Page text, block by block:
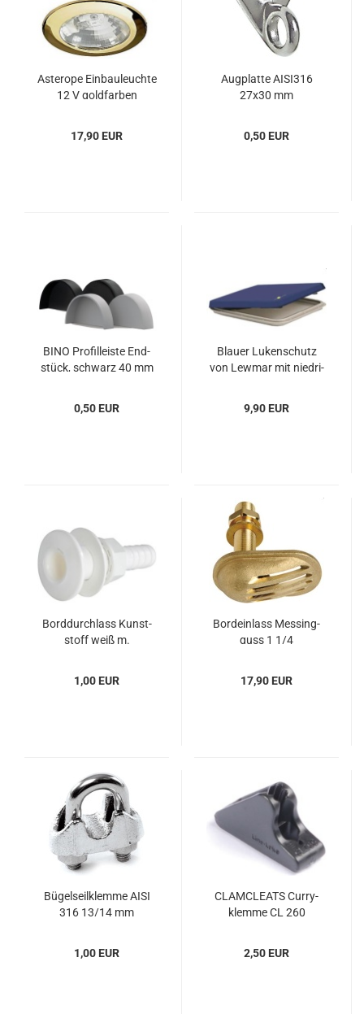
As­tero­pe Ein­bau­leuch­te
12 V gold­far­ben
17,90 EUR
Aug­plat­te AISI316
27x30 mm
0,50 EUR
BINO Pro­fil­leis­te End­
stück, schwarz 40 mm
0,50 EUR
Blau­er Lu­ken­schutz
von Le­w­mar mit nied­ri­
9,90 EUR
Bord­durch­lass Kunst­
stoff weiß m.
1,00 EUR
Bord­ein­lass Mes­sing­
guss 1 1/4
17,90 EUR
Bü­gel­seil­klem­me AISI
316 13/14 mm
1,00 EUR
CLAMCLEATS Cur­ry­
klem­me CL 260
2,50 EUR